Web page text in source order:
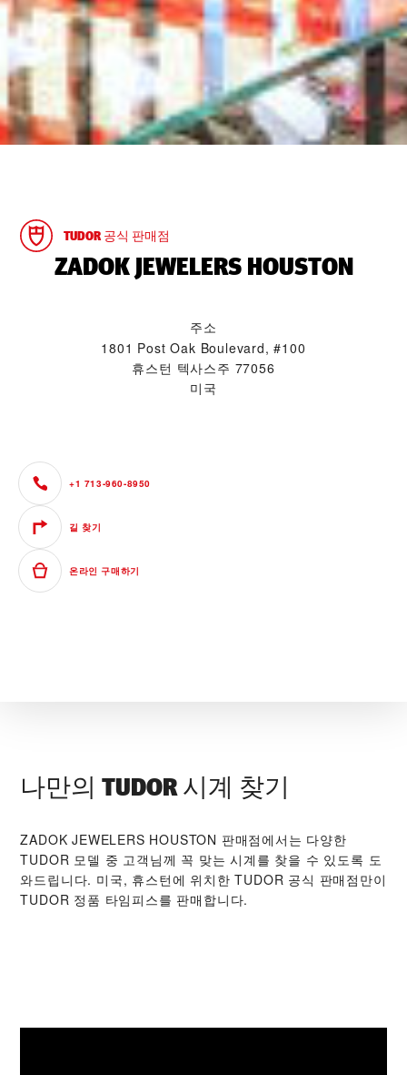
TUDOR 공식 판매점
‭ZADOK JEWELERS HOUSTON‬
주소
1801 Post Oak Boulevard, #100
휴스턴 텍사스주 77056
미국
+1 713-960-8950
길 찾기
온라인 구매하기
나만의 TUDOR 시계 찾기
‭ZADOK JEWELERS HOUSTON‬ 판매점에서는 다양한
TUDOR 모델 중 고객님께 꼭 맞는 시계를 찾을 수 있도록 도
와드립니다. 미국, 휴스턴에 위치한 TUDOR 공식 판매점만이
TUDOR 정품 타임피스를 판매합니다.